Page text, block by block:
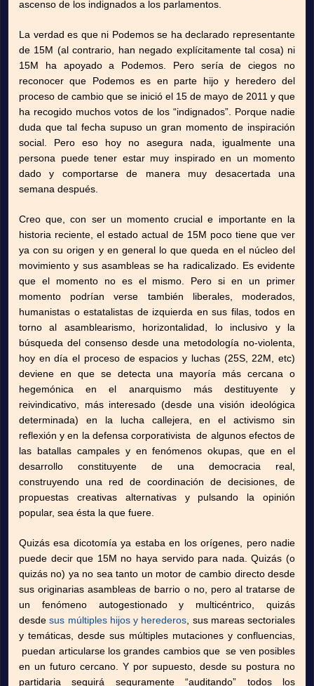
ascenso de los indignados a los parlamentos.
La verdad es que ni Podemos se ha declarado representante
de 15M (al contrario, han negado explícitamente tal cosa) ni
15M ha apoyado a Podemos. Pero sería de ciegos no
reconocer que Podemos es en parte hijo y heredero del
proceso de cambio que se inició el 15 de mayo de 2011 y que
ha recogido muchos votos de los “indignados”. Porque nadie
duda que tal fecha supuso un gran momento de inspiración
social. Pero eso hoy no asegura nada, igualmente una
persona puede tener estar muy inspirado en un momento
dado y comportarse de manera muy desacertada una
semana después.
Creo que, con ser un momento crucial e importante en la
historia reciente, el estado actual de 15M poco tiene que ver
ya con su origen y en general lo que queda en el núcleo del
movimiento y sus asambleas se ha radicalizado. Es evidente
que el momento no es el mismo. Pero si en un primer
momento podrían verse también liberales, moderados,
humanistas o estatalistas de izquierda en sus filas, todos en
torno al asamblearismo, horizontalidad, lo inclusivo y la
búsqueda del consenso desde una metodología no-violenta,
hoy en día el proceso de espacios y luchas (25S, 22M, etc)
deviene en que se detecta una mayoría más cercana o
hegemónica en el anarquismo más destituyente y
reivindicativo, más interesado (desde una visión ideológica
determinada) en la lucha callejera, en el activismo sin
reflexión y en la defensa corporativista de algunos efectos de
las batallas campales y en fenómenos okupas, que en el
desarrollo constituyente de una democracia real,
construyendo una red de coordinación de decisiones, de
propuestas creativas alternativas y pulsando la opinión
popular, sea ésta la que fuere.
Quizás esa dicotomía ya estaba en los orígenes, pero nadie
puede decir que 15M no haya servido para nada. Quizás (o
quizás no) ya no sea tanto un motor de cambio directo desde
sus originarias asambleas de barrio o no, pero al tratarse de
un fenómeno autogestionado y multicéntrico, quizás
desdesus múltiples hijos y herederos , sus mareas sectoriales
y temáticas, desde sus múltiples mutaciones y confluencias,
puedan articularse los grandes cambios que se ven posibles
en un futuro cercano. Y por supuesto, desde su postura no
partidaria seguirá seguramente “auditando” todos los